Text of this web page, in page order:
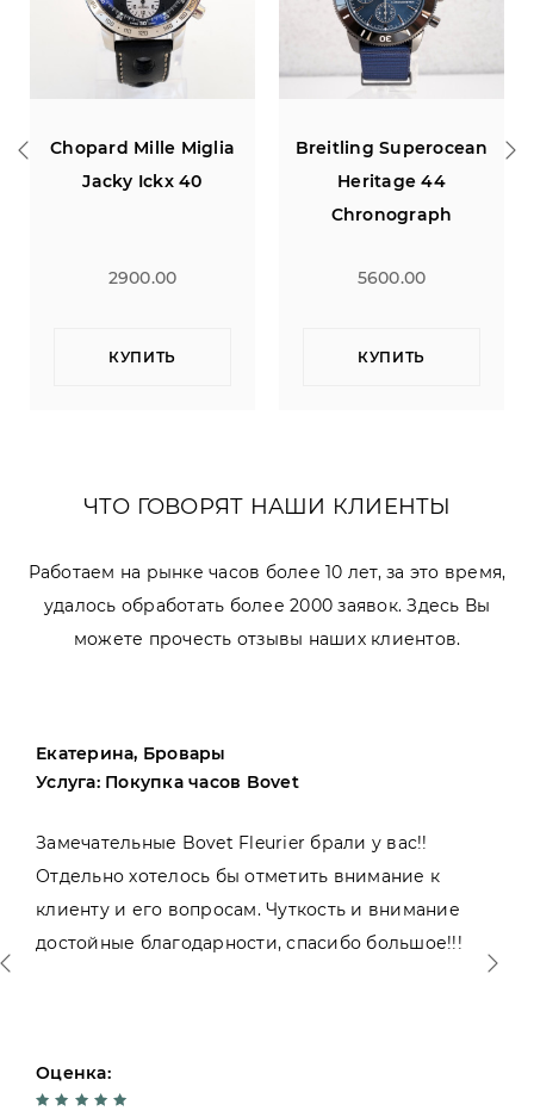
Miglia
Breitling Superocean
Heritage 44
Bell & Ross
Chronograph BR
ЧТО ГОВОРЯТ НАШИ КЛИЕНТЫ
Работаем на рынке часов более 10 лет, за это время,
удалось обработать более 2000 заявок. Здесь Вы
можете прочесть отзывы наших клиентов.
Екатерина, Бровары
Услуга: Покупка часов Bovet
Замечательные Bovet Fleurier брали у вас!!
Отдельно хотелось бы отметить внимание к
клиенту и его вопросам. Чуткость и внимание
достойные благодарности, спасибо большое!!!
Оценка: